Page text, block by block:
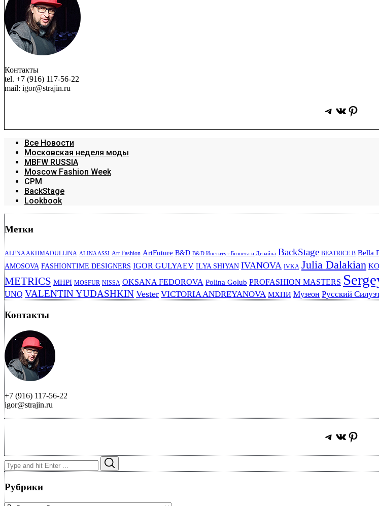
Контакты
tel. +7 (916) 117-56-22
mail: igor@strajin.ru
Telegram
Все Новости
Московская неделя моды
MBFW RUSSIA
Moscow Fashion Week
CPM
BackStage
Lookbook
Метки
ALENA AKHMADULLINA ALINA ASSI Art Fashion ArtFuture B&D B&D Институт Бизнеса и Дизайна BackStage BEATRICE.B Bella
AMOSOVA FASHIONTIME DESIGNERS IGOR GULYAEV ILYA SHIYAN IVANOVA IVKA Julia Dalakian
METRICS MHPI MOSFUR NISSA OKSANA FEDOROVA Polina Golub PROFASHION MASTERS
UNQ VALENTIN YUDASHKIN Vester VICTORIA ANDREYANOVA МХПИ Музеон Русский
Контакты
+7 (916) 117-56-22
igor@strajin.ru
Telegram
Search
for:
Рубрики